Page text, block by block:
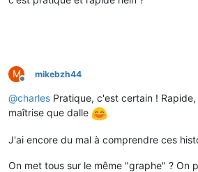
M
Offline
mikebzh44
@charles Pratique, c'est certain !
maîtrise que dalle
J'ai encore du mal à comprendre ces
On met tous sur le même "graphe" ? On